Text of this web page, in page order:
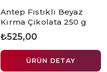
Antep Fıstıklı Beyaz
Kırma Çikolata 250 g
₺525,00
ÜRÜN DETAY